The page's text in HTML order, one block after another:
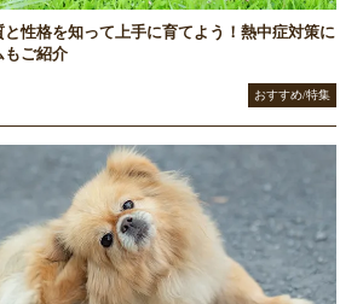
性格を知って上手に育てよう！熱中症対策に
もご紹介
おすすめ/特集